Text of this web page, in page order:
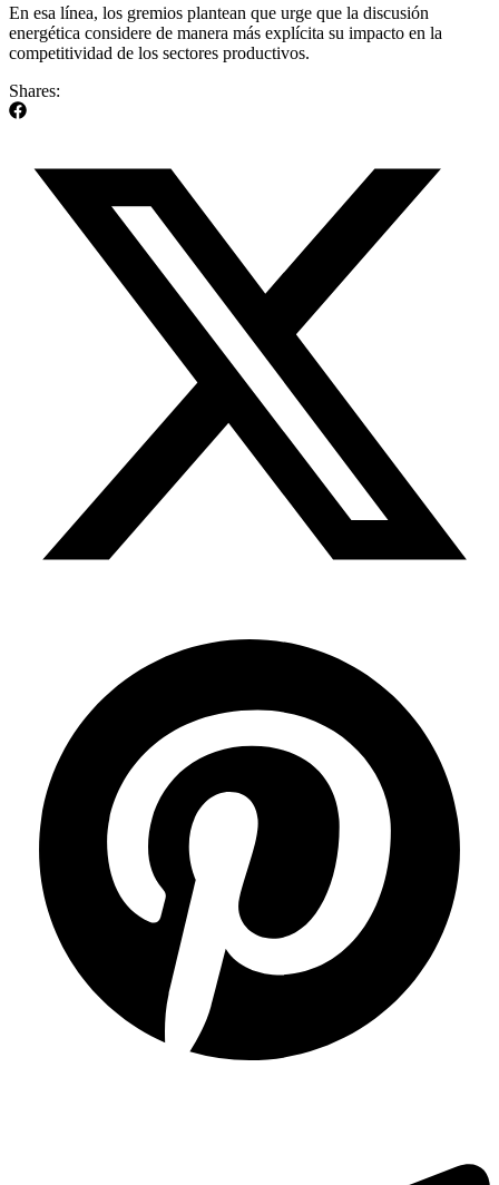
En esa línea, los gremios plantean que urge que la discusión
energética considere de manera más explícita su impacto en la
competitividad de los sectores productivos.
Shares: